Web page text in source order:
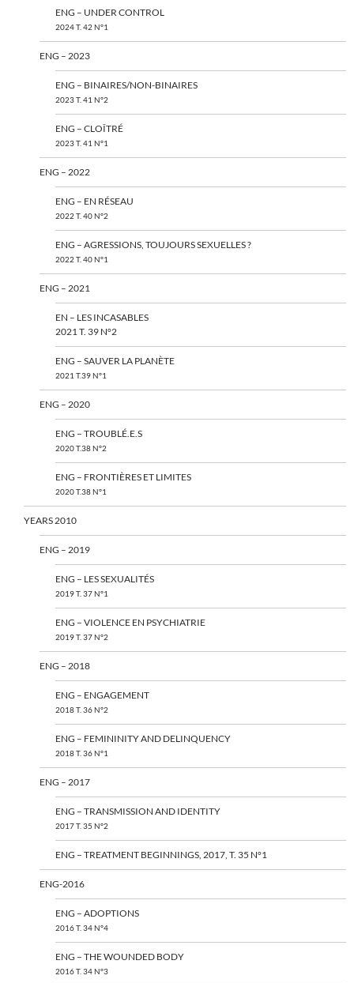
ENG – UNDER CONTROL
2024 T. 42 N°1
ENG – 2023
ENG – BINAIRES/NON-BINAIRES
2023 T. 41 N°2
ENG – CLOÎTRÉ
2023 T. 41 N°1
ENG – 2022
ENG – EN RÉSEAU
2022 T. 40 N°2
ENG – AGRESSIONS, TOUJOURS SEXUELLES ?
2022 T. 40 N°1
ENG – 2021
EN – LES INCASABLES
2021 T. 39 N°2
ENG – SAUVER LA PLANÈTE
2021 T.39 N°1
ENG – 2020
ENG – TROUBLÉ.E.S
2020 T.38 N°2
ENG – FRONTIÈRES ET LIMITES
2020 T.38 N°1
YEARS 2010
ENG – 2019
ENG – LES SEXUALITÉS
2019 T. 37 N°1
ENG – VIOLENCE EN PSYCHIATRIE
2019 T. 37 N°2
ENG – 2018
ENG – ENGAGEMENT
2018 T. 36 N°2
ENG – FEMININITY AND DELINQUENCY
2018 T. 36 N°1
ENG – 2017
ENG – TRANSMISSION AND IDENTITY
2017 T. 35 N°2
ENG – TREATMENT BEGINNINGS, 2017, T. 35 N°1
ENG-2016
ENG – ADOPTIONS
2016 T. 34 N°4
ENG – THE WOUNDED BODY
2016 T. 34 N°3